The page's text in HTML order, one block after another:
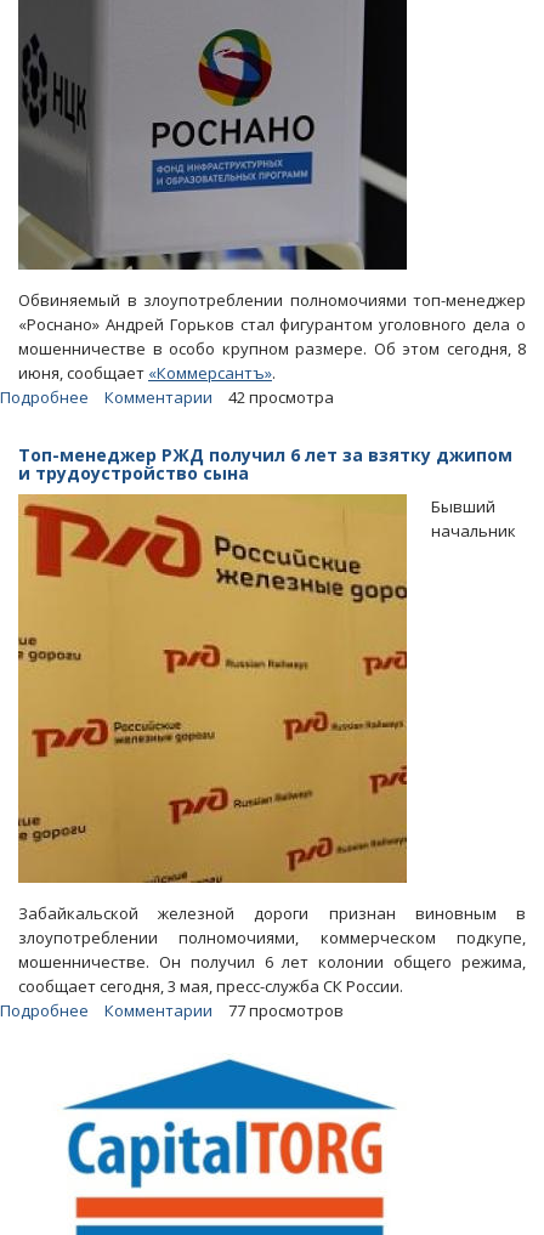
Обвиняемый в злоупотреблении полномочиями топ-менеджер
«Роснано» Андрей Горьков стал фигурантом уголовного дела о
мошенничестве в особо крупном размере. Об этом сегодня, 8
июня, сообщает «Коммерсантъ».
Подробнее
менеджеру
«Роснано»
добавили
еще
один
эпизод
госкомпании
Комментарии 42 просмотра
Топ-менеджер РЖД получил 6 лет за взятку джипом
и трудоустройство сына
Бывший
начальник
Забайкальской железной дороги признан виновным в
злоупотреблении полномочиями, коммерческом подкупе,
мошенничестве. Он получил 6 лет колонии общего режима,
сообщает сегодня, 3 мая, пресс-служба СК России.
Подробнее
получил
6
лет
за
взятку
джипом
Комментарии 77 просмотров